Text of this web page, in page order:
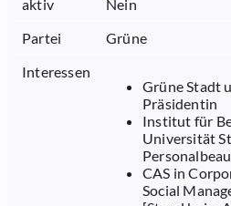
aktiv
Nein
Partei
Grüne
Interessen
Grüne Stadt
Präsidentin
Institut für
Universität
CAS in
Social